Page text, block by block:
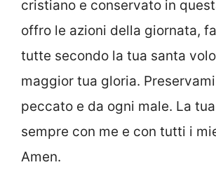
cristiano e conservato in
offro le azioni della giornata,
tutte secondo la tua santa
maggior tua gloria.
peccato e da ogni male. La
sempre con me e con tutti i
Amen.